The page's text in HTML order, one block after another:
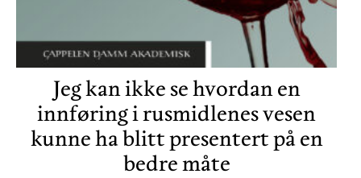
Jeg kan ikke se hvordan en
innføring i rusmidlenes vesen
kunne ha blitt presentert på en
bedre måte